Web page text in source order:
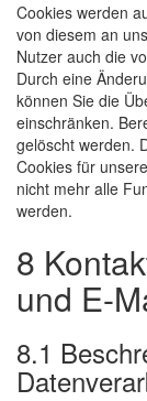
Cookies werden
von diesem an
Nutzer auch die
Durch eine
können Sie die
einschränken.
gelöscht werden.
Cookies für
nicht mehr alle
werden.
8
und E-
8.1